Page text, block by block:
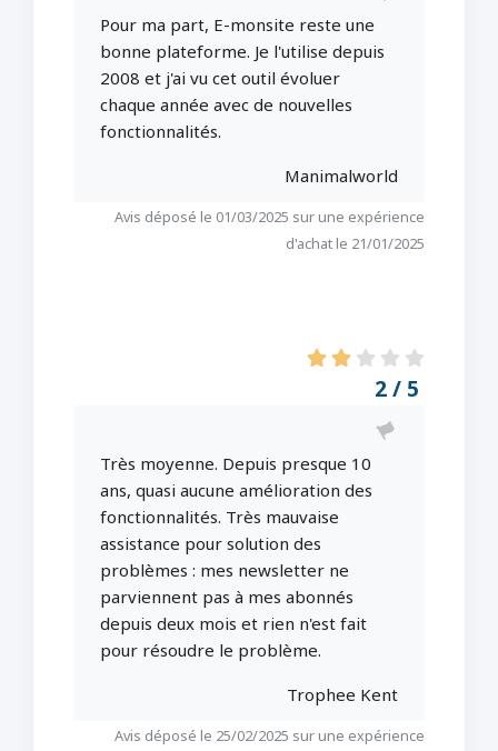
Pour ma part, E-monsite reste une
bonne plateforme. Je l'utilise depuis
2008 et j'ai vu cet outil évoluer
chaque année avec de nouvelles
fonctionnalités.
Manimalworld
Avis déposé le 01/03/2025 sur une expérience
d'achat le 21/01/2025
2 / 5
Très moyenne. Depuis presque 10
ans, quasi aucune amélioration des
fonctionnalités. Très mauvaise
assistance pour solution des
problèmes : mes newsletter ne
parviennent pas à mes abonnés
depuis deux mois et rien n'est fait
pour résoudre le problème.
Trophee Kent
Avis déposé le 25/02/2025 sur une expérience